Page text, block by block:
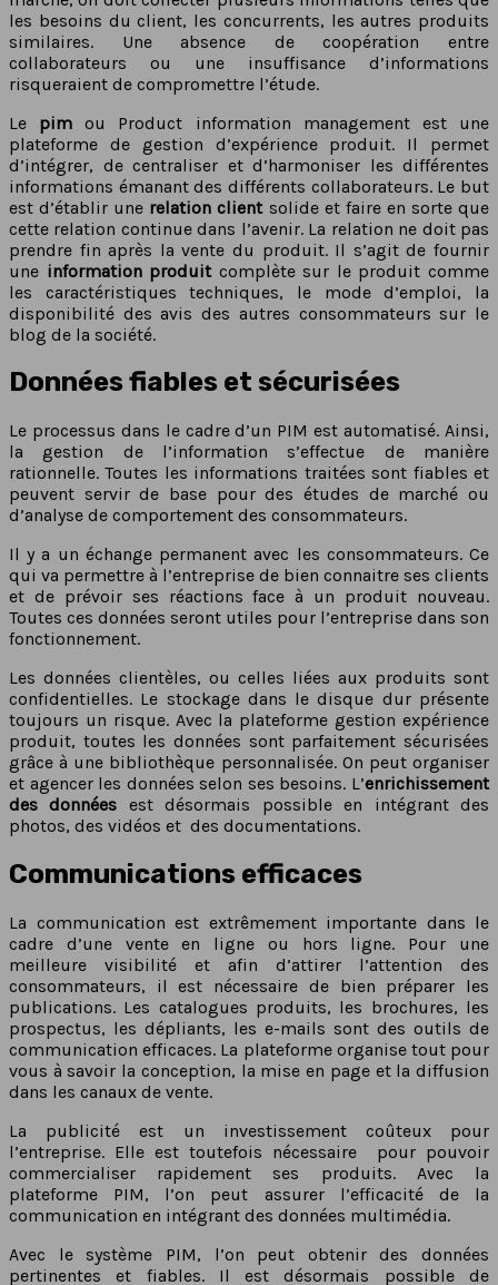
les besoins du client, les concurrents, les autres produits
similaires. Une absence de coopération entre
collaborateurs ou une insuffisance d’informations
risqueraient de compromettre l’étude.
Le pim ou Product information management est une
plateforme de gestion d’expérience produit. Il permet
d’intégrer, de centraliser et d’harmoniser les différentes
informations émanant des différents collaborateurs. Le but
est d’établir une relation clientsolide et faire en sorte que
cette relation continue dans l’avenir. La relation ne doit pas
prendre fin après la vente du produit. Il s’agit de fournir
une information produitcomplète sur le produit comme
les caractéristiques techniques, le mode d’emploi, la
disponibilité des avis des autres consommateurs sur le
blog de la société.
Données fiables et sécurisées
Le processus dans le cadre d’un PIM est automatisé. Ainsi,
la gestion de l’information s’effectue de manière
rationnelle. Toutes les informations traitées sont fiables et
peuvent servir de base pour des études de marché ou
d’analyse de comportement des consommateurs.
Il y a un échange permanent avec les consommateurs. Ce
qui va permettre à l’entreprise de bien connaitre ses clients
et de prévoir ses réactions face à un produit nouveau.
Toutes ces données seront utiles pour l’entreprise dans son
fonctionnement.
Les données clientèles, ou celles liées aux produits sont
confidentielles. Le stockage dans le disque dur présente
toujours un risque. Avec la plateforme gestion expérience
produit, toutes les données sont parfaitement sécurisées
grâce à une bibliothèque personnalisée. On peut organiser
et agencer les données selon ses besoins. L’enrichissement
des données est désormais possible en intégrant des
photos, des vidéos et des documentations.
Communications efficaces
La communication est extrêmement importante dans le
cadre d’une vente en ligne ou hors ligne. Pour une
meilleure visibilité et afin d’attirer l’attention des
consommateurs, il est nécessaire de bien préparer les
publications. Les catalogues produits, les brochures, les
prospectus, les dépliants, les e-mails sont des outils de
communication efficaces. La plateforme organise tout pour
vous à savoir la conception, la mise en page et la diffusion
dans les canaux de vente.
La publicité est un investissement coûteux pour
l’entreprise. Elle est toutefois nécessaire pour pouvoir
commercialiser rapidement ses produits. Avec la
plateforme PIM, l’on peut assurer l’efficacité de la
communication en intégrant des données multimédia.
Avec le système PIM, l’on peut obtenir des données
pertinentes et fiables. Il est désormais possible de